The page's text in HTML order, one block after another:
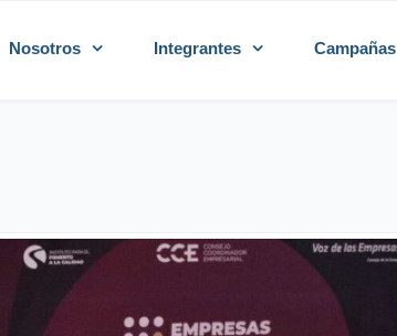
Nosotros Integrantes Campañas